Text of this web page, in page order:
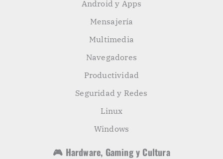
Android y Apps
Mensajería
Multimedia
Navegadores
Productividad
Seguridad y Redes
Linux
Windows
🎮 Hardware, Gaming y Cultura